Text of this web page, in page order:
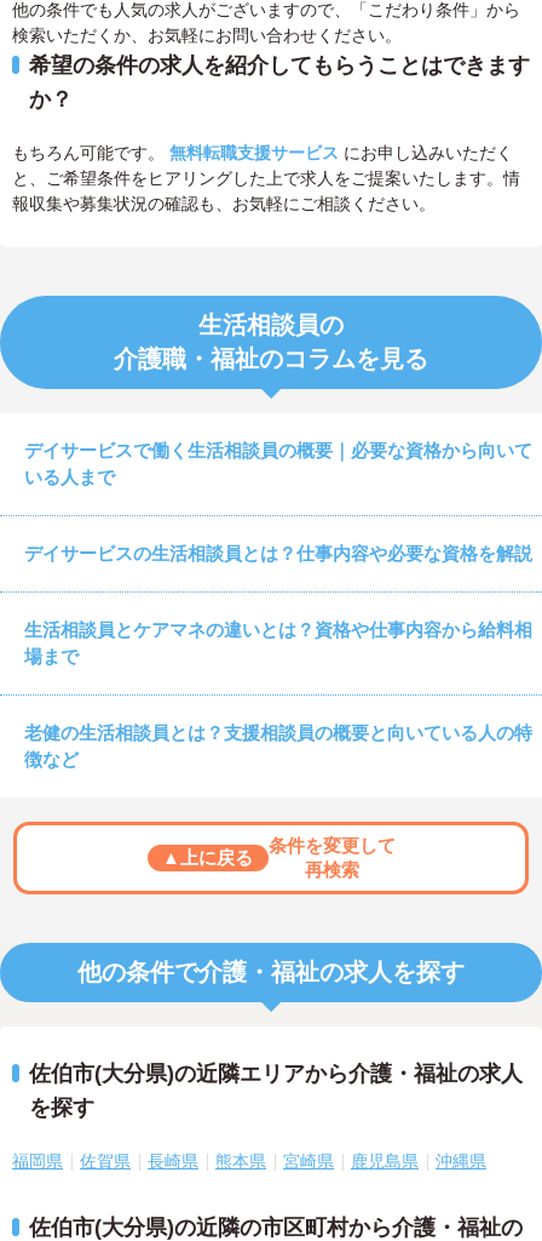
他の条件でも人気の求人がございますので、「こだわり条件」から
検索いただくか、お気軽にお問い合わせください。
希望の条件の求人を紹介してもらうことはできます
か？
もちろん可能です。 無料転職支援サービス にお申し込みいただく
と、ご希望条件をヒアリングした上で求人をご提案いたします。情
報収集や募集状況の確認も、お気軽にご相談ください。
生活相談員の
介護職・福祉のコラムを見る
デイサービスで働く生活相談員の概要｜必要な資格から向いて
いる人まで
デイサービスの生活相談員とは？仕事内容や必要な資格を解説
生活相談員とケアマネの違いとは？資格や仕事内容から給料相
場まで
老健の生活相談員とは？支援相談員の概要と向いている人の特
徴など
▲上に戻る
条件を変更して
再検索
他の条件で介護・福祉の求人を探す
佐伯市(大分県)の近隣エリアから介護・福祉の求人
を探す
福岡県 佐賀県 長崎県 熊本県 宮崎県 鹿児島県 沖縄県
佐伯市(大分県)の近隣の市区町村から介護・福祉の